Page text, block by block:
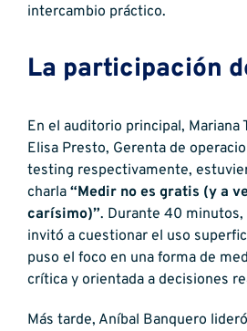
intercambio práctico.
La participación
En el auditorio principal, Mariana
Elisa Presto, Gerenta de
testing respectivamente,
charla “Medir no es gratis (y a
carísimo)”. Durante 40
invitó a cuestionar el uso
puso el foco en una forma de
crítica y orientada a decisiones
Más tarde, Aníbal Banquero